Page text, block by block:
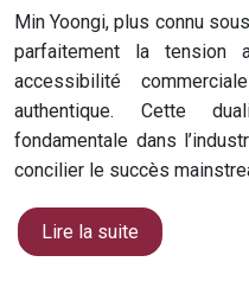
Min Yoongi, plus connu
parfaitement la tension
accessibilité
authentique. Cette
fondamentale dans
concilier le succès
Lire la suite